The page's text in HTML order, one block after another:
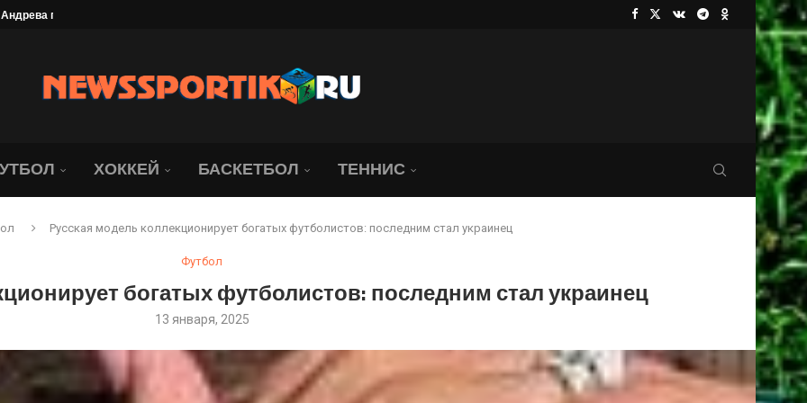
идет «Локомотив»....
ХОККЕЙ БАСКЕТБОЛ ТЕННИС
Русская модель коллекционирует богатых футболистов: последним стал украинец
Футбол
богатых футболистов: последним стал украинец
13 января, 2025